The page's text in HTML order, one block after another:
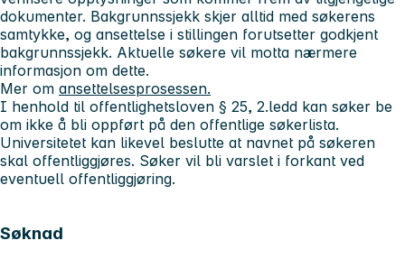
dokumenter. Bakgrunnssjekk skjer alltid med søkerens
samtykke, og ansettelse i stillingen forutsetter godkjent
bakgrunnssjekk. Aktuelle søkere vil motta nærmere
informasjon om dette.
Mer om ansettelsesprosessen.
I henhold til offentlighetsloven § 25, 2.ledd kan søker be
om ikke å bli oppført på den offentlige søkerlista.
Universitetet kan likevel beslutte at navnet på søkeren
skal offentliggjøres. Søker vil bli varslet i forkant ved
eventuell offentliggjøring.
Søknad